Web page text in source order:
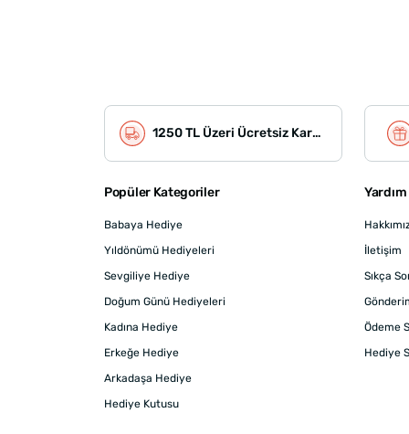
1250 TL Üzeri Ücretsiz Kargo
Popüler Kategoriler
Babaya Hediye
Yıldönümü Hediyeleri
Sevgiliye Hediye
Doğum Günü Hediyeleri
Kadına Hediye
Erkeğe Hediye
Arkadaşa Hediye
Hediye Kutusu
İletişim
Sıkça
Ödeme
Hediye